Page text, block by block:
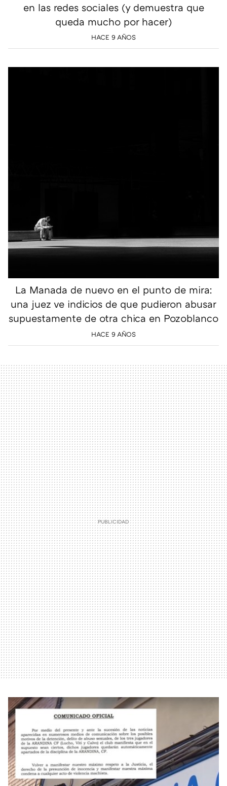
en las redes sociales (y demuestra que
queda mucho por hacer)
HACE 9 AÑOS
La Manada de nuevo en el punto de mira:
una juez ve indicios de que pudieron abusar
supuestamente de otra chica en Pozoblanco
HACE 9 AÑOS